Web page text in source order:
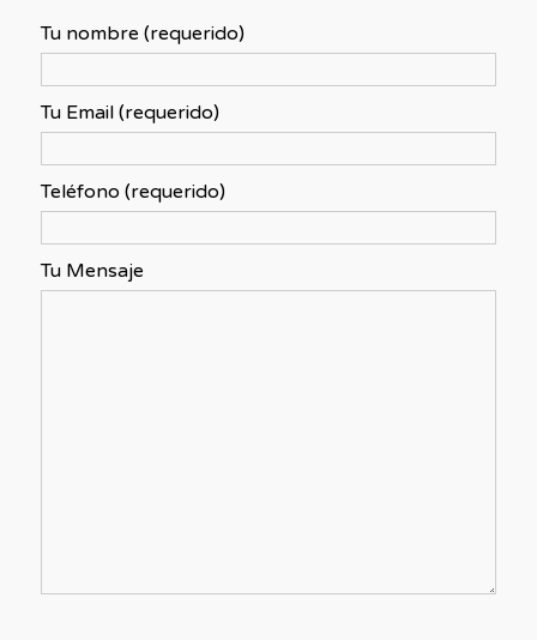
Tu nombre (requerido)
Tu Email (requerido)
Teléfono (requerido)
Tu Mensaje